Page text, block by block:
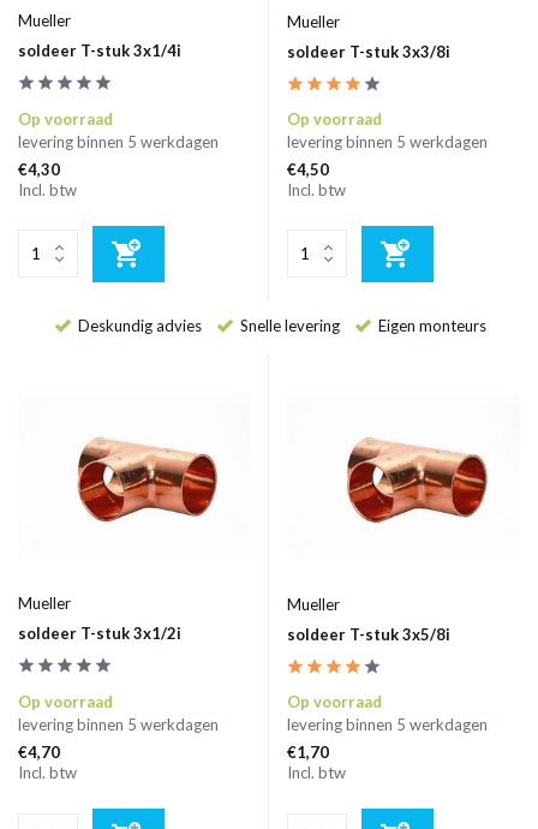
Mueller
soldeer T-stuk 3x1/4i
Op voorraad
levering binnen 5 werkdagen
€4,30
Incl. btw
Mueller
soldeer T-stuk 3x3/8i
Op voorraad
levering binnen 5 werkdagen
€4,50
Incl. btw
Deskundig advies Snelle levering Eigen monteurs
Mueller
soldeer T-stuk 3x1/2i
Op voorraad
levering binnen 5 werkdagen
€4,70
Incl. btw
Mueller
soldeer T-stuk 3x5/8i
Op voorraad
levering binnen 5 werkdagen
€1,70
Incl. btw